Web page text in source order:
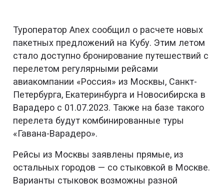
Туроператор Anex сообщил о расчете новых
пакетных предложений на Кубу. Этим летом
стало доступно бронирование путешествий с
перелетом регулярными рейсами
авиакомпании «Россия» из Москвы, Санкт-
Петербурга, Екатеринбурга и Новосибирска в
Варадеро с 01.07.2023. Также на базе такого
перелета будут комбинированные туры
«Гавана-Варадеро».
Рейсы из Москвы заявлены прямые, из
остальных городов — со стыковкой в Москве.
Варианты стыковок возможны разной